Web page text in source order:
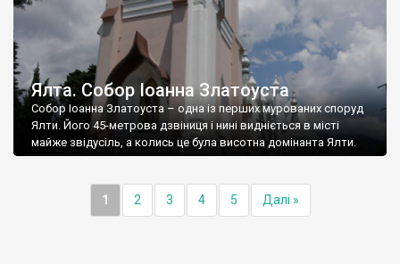
Ялта. Собор Іоанна Златоуста
Собор Іоанна Златоуста – одна із перших мурованих споруд
Ялти. Його 45-метрова дзвіниця і нині видніється в місті
майже звідусіль, а колись це була висотна домінанта Ялти.
1 2 3 4 5 Далі »